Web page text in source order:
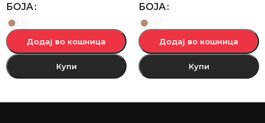
БОЈА
Додај во кошница
Купи
БОЈА
Додај во кошница
Купи